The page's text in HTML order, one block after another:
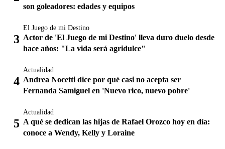
son goleadores: edades y equipos
El Juego de mi Destino
Actor de 'El Juego de mi Destino' lleva duro duelo desde
hace años: "La vida será agridulce"
Actualidad
Andrea Nocetti dice por qué casi no acepta ser
Fernanda Samiguel en 'Nuevo rico, nuevo pobre'
Actualidad
A qué se dedican las hijas de Rafael Orozco hoy en día:
conoce a Wendy, Kelly y Loraine